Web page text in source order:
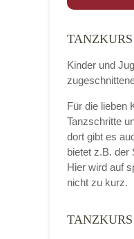
Kinder und
Für die lieben
Tanzschritte
dort gibt es
bietet z.B. der
Hier wird auf
nicht zu kurz.
TANZKURS